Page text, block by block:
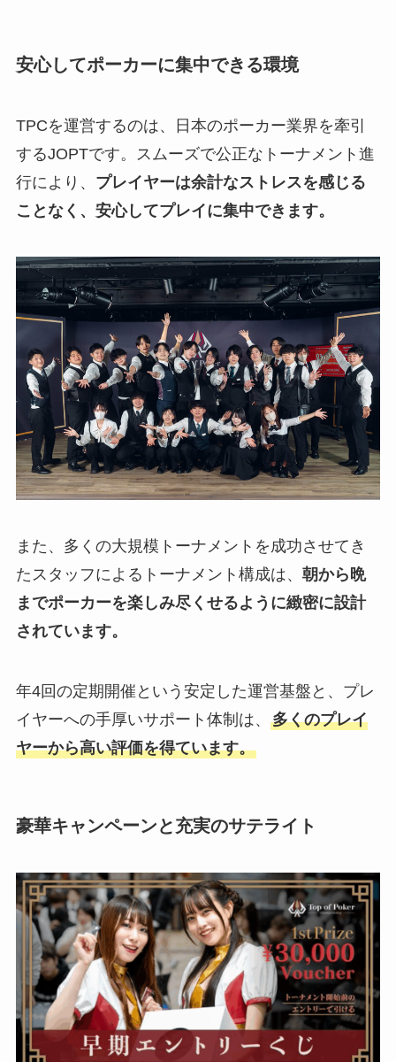
安心してポーカーに集中できる環境
TPCを運営するのは、日本のポーカー業界を牽引
するJOPTです。スムーズで公正なトーナメント進
行により、 プレイヤーは余計なストレスを感じる
ことなく、安心してプレイに集中できます。
また、多くの大規模トーナメントを成功させてき
たスタッフによるトーナメント構成は、 朝から晩
までポーカーを楽しみ尽くせるように緻密に設計
されています。
年4回の定期開催という安定した運営基盤と、プレ
イヤーへの手厚いサポート体制は、 多くのプレイ
ヤーから高い評価を得ています。
豪華キャンペーンと充実のサテライト